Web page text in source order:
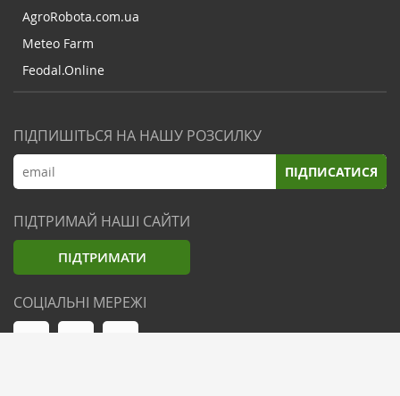
AgroRobota.com.ua
Meteo Farm
Feodal.Online
ПІДПИШІТЬСЯ НА НАШУ РОЗСИЛКУ
ПІДПИСАТИСЯ
ПІДТРИМАЙ НАШІ САЙТИ
ПІДТРИМАТИ
СОЦІАЛЬНІ МЕРЕЖІ